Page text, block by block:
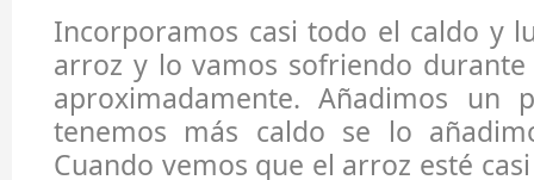
Incorporamos casi todo el caldo y
arroz y lo vamos sofriendo
aproximadamente. Añadimos
tenemos más caldo se lo
Cuando vemos que el arroz esté